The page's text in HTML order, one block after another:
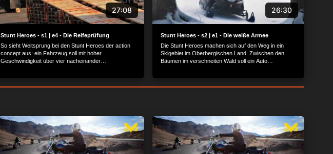
27:08
Stunt Heroes - s1 | e4 - Die Reifeprüfung
So sieht Weitsprung bei den Stunt Heroes der action
concept aus: ein Fahrzeug soll mit hoher
Geschwindigkeit über vier nacheinander
26:30
Stunt Heroes - s2 | e1 - Die weiße Armee
Die Stunt Heroes machen sich auf den Weg in ein
Skigebiet im Oberbergischen Land. Zwischen den
Bäumen im verschneiten Wald soll ein Auto